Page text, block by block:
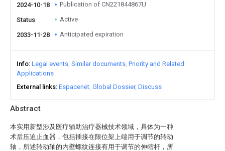
Abstract
本实用新型涉及医疗辅助治疗器械技术领域，具体为一种
术后压迫止血器，包括插接在限位架上端用于调节的转动
轴，所述转动轴的内壁螺纹连接有用于调节的伸缩杆，所
2024-10-18 Publication of CN221844867U
Status Active
2033-11-28 Anticipated expiration
Info Legal events Similar documents Priority and Related
Applications
External links Espacenet Global Dossier Discuss